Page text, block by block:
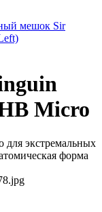
мешок Sir
Micro
для экстремальных
форма